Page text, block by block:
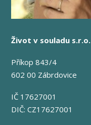
Život v souladu s.r.o.
Příkop 843/4
602 00 Zábrdovice
IČ 17627001
DIČ: CZ17627001